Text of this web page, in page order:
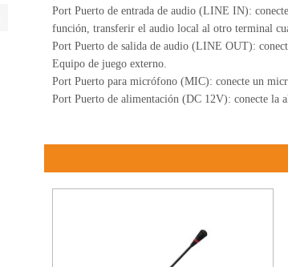
Port Puerto de entrada de audio (LINE IN):
función, transferir el audio local al otro terminal
Port Puerto de salida de audio (LINE OUT):
Equipo de juego externo.
Port Puerto para micrófono (MIC): conecte un
Port Puerto de alimentación (DC 12V): conecte la